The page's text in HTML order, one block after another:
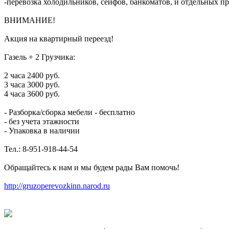
-перевозка холодильников, сейфов, банкоматов, и отдельных
ВНИМАНИЕ!
Акция на квартирный переезд!
Газель + 2 Грузчика:
2 часа 2400 руб.
3 часа 3000 руб.
4 часа 3600 руб.
- Разборка/сборка мебели - бесплатно
- без учета этажности
- Упаковка в наличии
Тел.: 8-951-918-44-54
Обращайтесь к нам и мы будем рады Вам помочь!
http://gruzoperevozkinn.narod.ru